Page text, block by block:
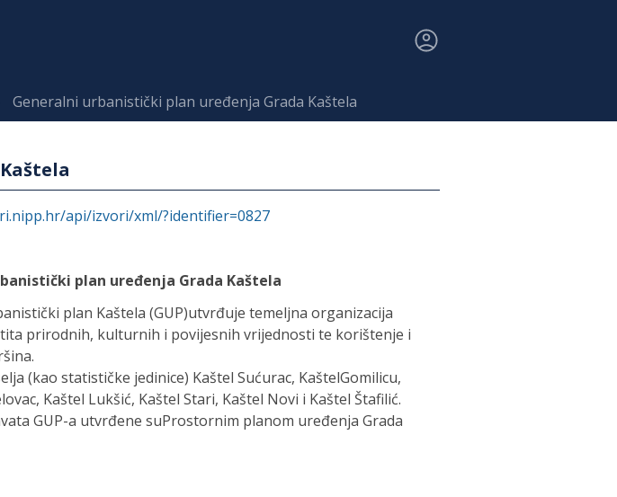
Generalni urbanistički plan uređenja Grada Kaštela
api/izvori/xml/?identifier=0827
plan uređenja Grada Kaštela
plan Kaštela (GUP)utvrđuje temeljna organizacija
prirodnih, kulturnih i povijesnih vrijednosti te korištenje i
(kao statističke jedinice) Kaštel Sućurac, KaštelGomilicu,
Kaštel Lukšić, Kaštel Stari, Kaštel Novi i Kaštel Štafilić.
GUP-a utvrđene suProstornim planom uređenja Grada